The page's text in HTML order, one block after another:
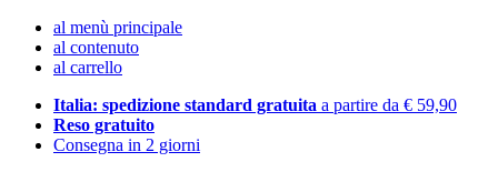
al menù principale
al contenuto
al carrello
Italia: spedizione standard gratuita a partire da € 59,90
Reso gratuito
Consegna in 2 giorni